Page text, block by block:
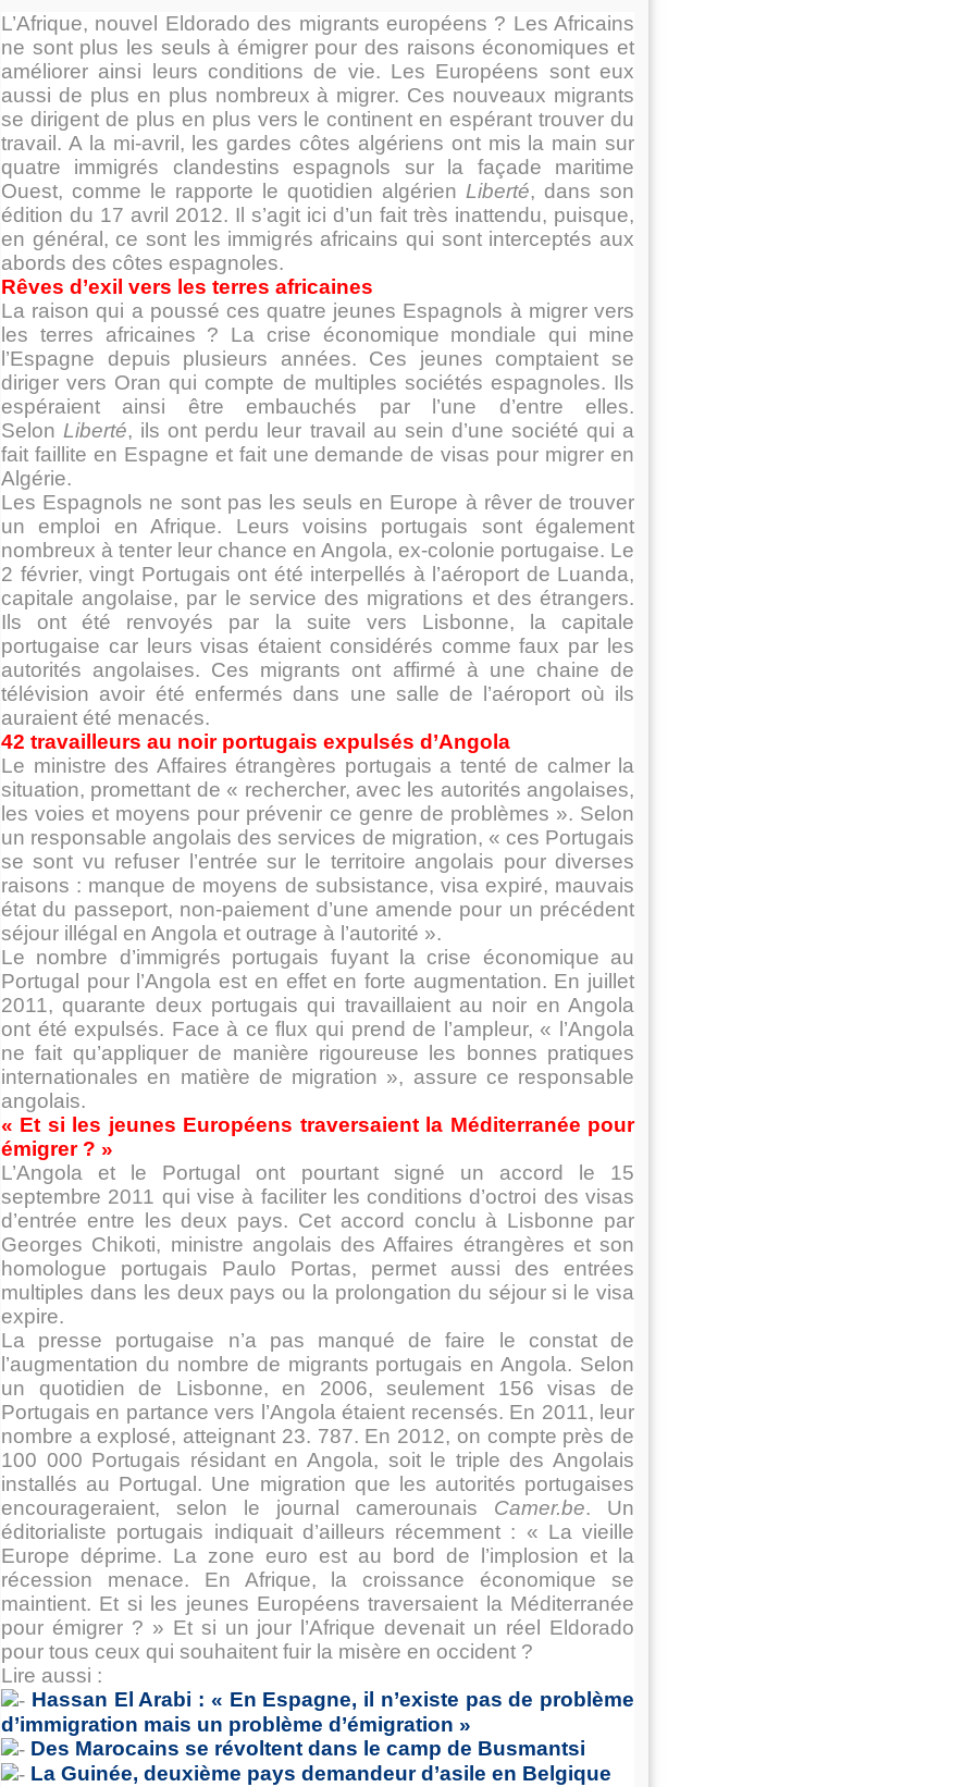
L’Afrique, nouvel Eldorado des migrants européens ? Les Africains
ne sont plus les seuls à émigrer pour des raisons économiques et
améliorer ainsi leurs conditions de vie. Les Européens sont eux
aussi de plus en plus nombreux à migrer. Ces nouveaux migrants
se dirigent de plus en plus vers le continent en espérant trouver du
travail. A la mi-avril, les gardes côtes algériens ont mis la main sur
quatre immigrés clandestins espagnols sur la façade maritime
Ouest, comme le rapporte le quotidien algérien Liberté, dans son
édition du 17 avril 2012. Il s’agit ici d’un fait très inattendu, puisque,
en général, ce sont les immigrés africains qui sont interceptés aux
abords des côtes espagnoles.
Rêves d’exil vers les terres africaines
La raison qui a poussé ces quatre jeunes Espagnols à migrer vers
les terres africaines ? La crise économique mondiale qui mine
l’Espagne depuis plusieurs années. Ces jeunes comptaient se
diriger vers Oran qui compte de multiples sociétés espagnoles. Ils
espéraient ainsi être embauchés par l’une d’entre elles.
Selon Liberté, ils ont perdu leur travail au sein d’une société qui a
fait faillite en Espagne et fait une demande de visas pour migrer en
Algérie.
Les Espagnols ne sont pas les seuls en Europe à rêver de trouver
un emploi en Afrique. Leurs voisins portugais sont également
nombreux à tenter leur chance en Angola, ex-colonie portugaise. Le
2 février, vingt Portugais ont été interpellés à l’aéroport de Luanda,
capitale angolaise, par le service des migrations et des étrangers.
Ils ont été renvoyés par la suite vers Lisbonne, la capitale
portugaise car leurs visas étaient considérés comme faux par les
autorités angolaises. Ces migrants ont affirmé à une chaine de
télévision avoir été enfermés dans une salle de l’aéroport où ils
auraient été menacés.
42 travailleurs au noir portugais expulsés d’Angola
Le ministre des Affaires étrangères portugais a tenté de calmer la
situation, promettant de « rechercher, avec les autorités angolaises,
les voies et moyens pour prévenir ce genre de problèmes ». Selon
un responsable angolais des services de migration, « ces Portugais
se sont vu refuser l’entrée sur le territoire angolais pour diverses
raisons : manque de moyens de subsistance, visa expiré, mauvais
état du passeport, non-paiement d’une amende pour un précédent
séjour illégal en Angola et outrage à l’autorité ».
Le nombre d’immigrés portugais fuyant la crise économique au
Portugal pour l’Angola est en effet en forte augmentation. En juillet
2011, quarante deux portugais qui travaillaient au noir en Angola
ont été expulsés. Face à ce flux qui prend de l’ampleur, « l’Angola
ne fait qu’appliquer de manière rigoureuse les bonnes pratiques
internationales en matière de migration », assure ce responsable
angolais.
« Et si les jeunes Européens traversaient la Méditerranée pour
émigrer ? »
L’Angola et le Portugal ont pourtant signé un accord le 15
septembre 2011 qui vise à faciliter les conditions d’octroi des visas
d’entrée entre les deux pays. Cet accord conclu à Lisbonne par
Georges Chikoti, ministre angolais des Affaires étrangères et son
homologue portugais Paulo Portas, permet aussi des entrées
multiples dans les deux pays ou la prolongation du séjour si le visa
expire.
La presse portugaise n’a pas manqué de faire le constat de
l’augmentation du nombre de migrants portugais en Angola. Selon
un quotidien de Lisbonne, en 2006, seulement 156 visas de
Portugais en partance vers l’Angola étaient recensés. En 2011, leur
nombre a explosé, atteignant 23. 787. En 2012, on compte près de
100 000 Portugais résidant en Angola, soit le triple des Angolais
installés au Portugal. Une migration que les autorités portugaises
encourageraient, selon le journal camerounais Camer.be. Un
éditorialiste portugais indiquait d’ailleurs récemment : « La vieille
Europe déprime. La zone euro est au bord de l’implosion et la
récession menace. En Afrique, la croissance économique se
maintient. Et si les jeunes Européens traversaient la Méditerranée
pour émigrer ? » Et si un jour l’Afrique devenait un réel Eldorado
pour tous ceux qui souhaitent fuir la misère en occident ?
Lire aussi :
Hassan El Arabi : « En Espagne, il n’existe pas de problème
d’immigration mais un problème d’émigration »
Des Marocains se révoltent dans le camp de Busmantsi
La Guinée, deuxième pays demandeur d’asile en Belgique